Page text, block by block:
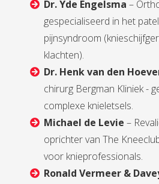
Dr. Yde Engelsma –
gespecialiseerd in het
pijnsyndroom
klachten).
Dr. Henk van den
chirurg Bergman Kliniek -
complexe knieletsels.
Michael de Levie –
oprichter van The
voor knieprofessionals.
Ronald Vermeer &